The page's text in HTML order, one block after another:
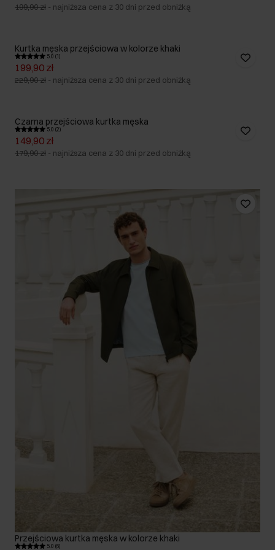
199,90 zł - najniższa cena z 30 dni przed obniżką
Kurtka męska przejściowa w kolorze khaki
5.0 (1)
199,90 zł
229,90 zł - najniższa cena z 30 dni przed obniżką
Czarna przejściowa kurtka męska
5.0 (2)
149,90 zł
179,90 zł - najniższa cena z 30 dni przed obniżką
Przejściowa kurtka męska w kolorze khaki
5.0 (6)